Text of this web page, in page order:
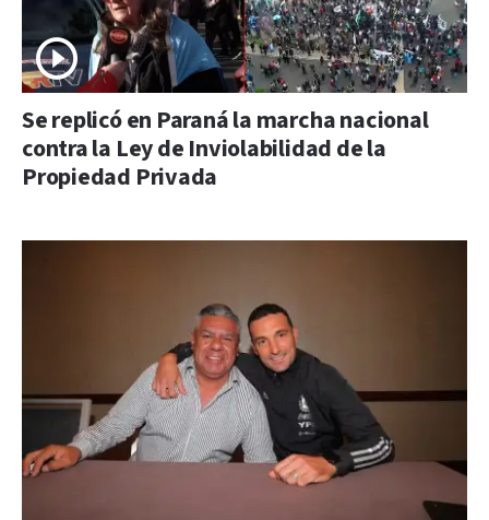
Se replicó en Paraná la marcha nacional
contra la Ley de Inviolabilidad de la
Propiedad Privada